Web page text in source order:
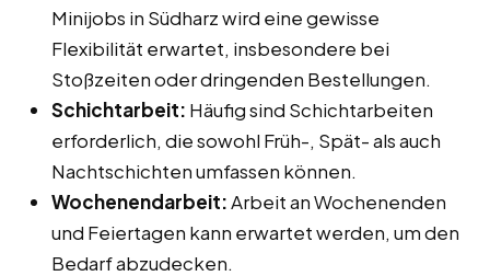
Minijobs in Südharz wird eine gewisse
Flexibilität erwartet, insbesondere bei
Stoßzeiten oder dringenden Bestellungen.
Schichtarbeit: Häufig sind Schichtarbeiten
erforderlich, die sowohl Früh-, Spät- als auch
Nachtschichten umfassen können.
Wochenendarbeit:Arbeit an Wochenenden
und Feiertagen kann erwartet werden, um den
Bedarf abzudecken.